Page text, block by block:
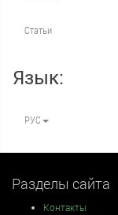
Статьи
Язык:
РУС
Разделы сайта
Контакты